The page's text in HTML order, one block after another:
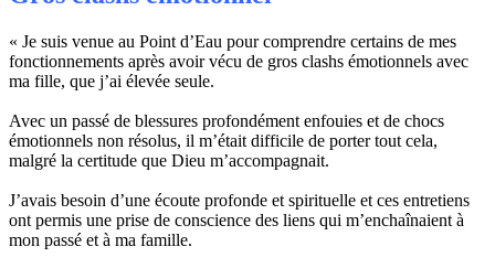
« Je suis venue au Point d’Eau pour comprendre certains de mes
fonctionnements après avoir vécu de gros clashs émotionnels avec
ma fille, que j’ai élevée seule.
Avec un passé de blessures profondément enfouies et de chocs
émotionnels non résolus, il m’était difficile de porter tout cela,
malgré la certitude que Dieu m’accompagnait.
J’avais besoin d’une écoute profonde et spirituelle et ces entretiens
ont permis une prise de conscience des liens qui m’enchaînaient à
mon passé et à ma famille.